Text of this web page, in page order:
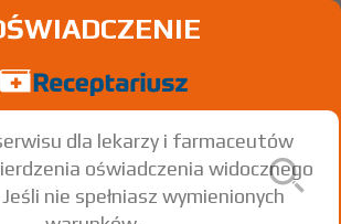
dla lekarzy i farmaceutów
oświadczenia widocznego
nie spełniasz wymienionych